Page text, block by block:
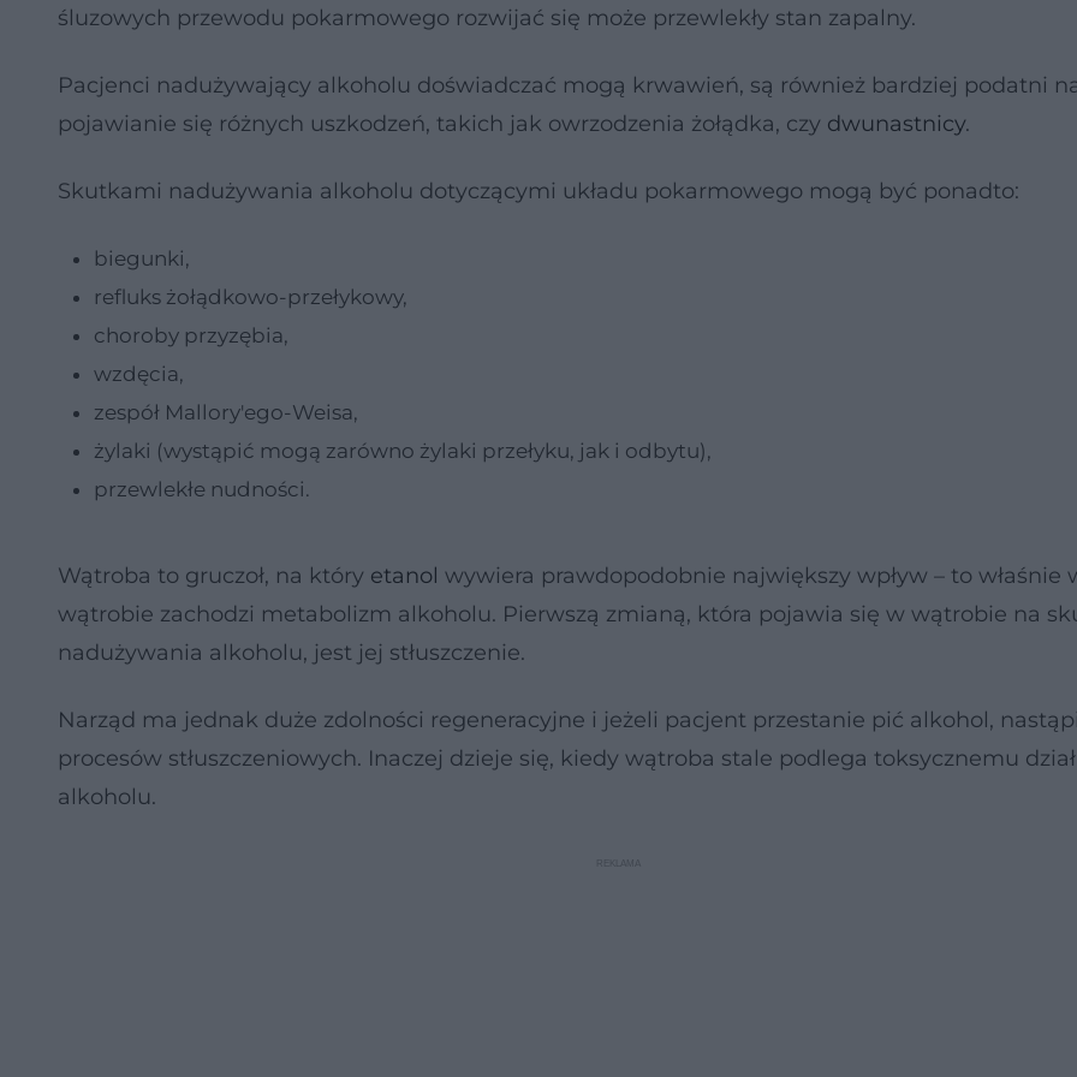
śluzowych przewodu pokarmowego rozwijać się może przewlekły stan zapalny.
Pacjenci nadużywający alkoholu doświadczać mogą krwawień, są również bardziej podatni
pojawianie się różnych uszkodzeń, takich jak owrzodzenia żołądka, czy dwunastnicy.
Skutkami nadużywania alkoholu dotyczącymi układu pokarmowego mogą być ponadto:
biegunki,
refluks żołądkowo-przełykowy,
choroby przyzębia,
wzdęcia,
zespół Mallory'ego-Weisa,
żylaki (wystąpić mogą zarówno żylaki przełyku, jak i odbytu),
przewlekłe nudności.
Wątroba to gruczoł, na który etanol wywiera prawdopodobnie największy wpływ – to właśnie
wątrobie zachodzi metabolizm alkoholu. Pierwszą zmianą, która pojawia się w wątrobie na
nadużywania alkoholu, jest jej stłuszczenie.
Narząd ma jednak duże zdolności regeneracyjne i jeżeli pacjent przestanie pić alkohol,
procesów stłuszczeniowych. Inaczej dzieje się, kiedy wątroba stale podlega toksycznemu
alkoholu.